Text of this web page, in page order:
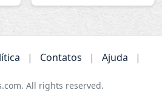
| Contatos | Ajuda
|
All rights reserved.